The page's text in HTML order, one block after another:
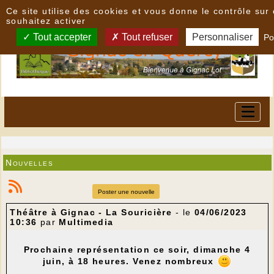
Nouvelles
Poster une nouvelle
Théâtre à Gignac - La Souricière - le 04/06/2023
10:36 par Multimedia
Prochaine représentation ce soir, dimanche 4
juin, à 18 heures. Venez nombreux
Ce site utilise des cookies et vous donne le contrôle sur
souhaitez activer
Tout accepter Tout refuser Personnaliser